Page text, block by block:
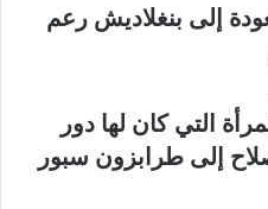
إلى بنغلاديش رعم
التي كان لها دور
إلى طرابزون سبور